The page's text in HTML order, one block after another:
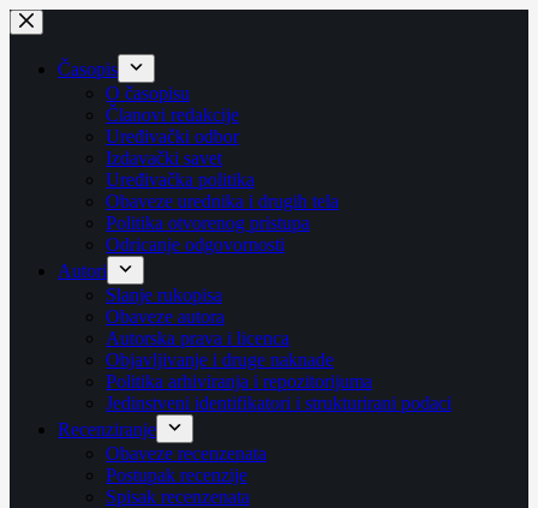
Skip
to
contentČasopis
O časopisu
Članovi redakcije
Uređivački odbor
Izdavački savet
Uređivačka politika
Obaveze urednika i drugih tela
Politika otvorenog pristupa
Odricanje odgovornosti
Autori
Slanje rukopisa
Obaveze autora
Autorska prava i licenca
Objavljivanje i druge naknade
Politika arhiviranja i repozitorijuma
Jedinstveni identifikatori i strukturirani podaci
Recenziranje
Obaveze recenzenata
Postupak recenzije
Spisak recenzenata